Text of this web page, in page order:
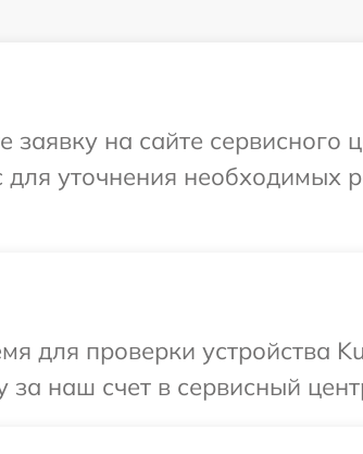
на сайте сервисного
уточнения необходимых
для проверки устройства
наш счет в сервисный